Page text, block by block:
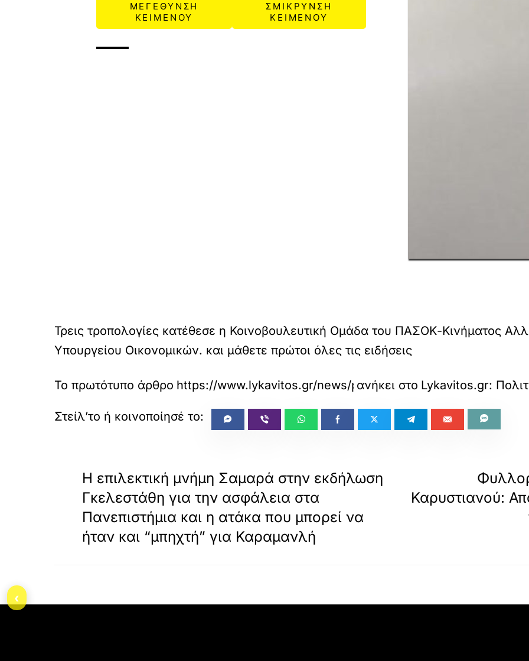
ΜΕΓΕΘΥΝΣΗ
ΚΕΙΜΕΝΟΥ
ΣΜΙΚΡΥΝΣΗ
ΚΕΙΜΕΝΟΥ
Τρεις τροπολογίες κατέθεσε η Κοινοβουλευτική Ομάδα του ΠΑΣΟΚ-Κινήματος
Υπουργείου Οικονομικών. και μάθετε πρώτοι όλες τις ειδήσεις
Το πρωτότυπο άρθρο https://www.lykavitos.gr/news/politics/tropologies-pasok-
ανήκει στο Lykavitos.gr:
Η επιλεκτική μνήμη Σαμαρά στην εκδήλωση
Γκελεστάθη για την ασφάλεια στα
Πανεπιστήμια και η ατάκα που μπορεί να
ήταν και “μπηχτή” για Καραμανλή
Καρυστιανού:
‹